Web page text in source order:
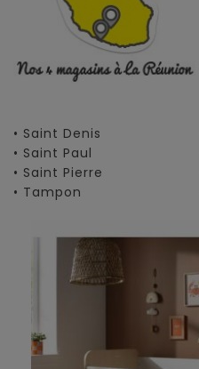
• Saint Denis
• Saint Paul
• Saint Pierre
• Tampon